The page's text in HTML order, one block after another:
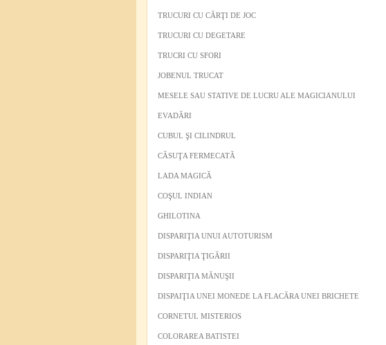
TRUCURI CU CĂRŢI DE JOC
TRUCURI CU DEGETARE
TRUCRI CU SFORI
JOBENUL TRUCAT
MESELE SAU STATIVE DE LUCRU ALE MAGICIANULUI
EVADĂRI
CUBUL ŞI CILINDRUL
CĂSUŢA FERMECATĂ
LADA MAGICĂ
COŞUL INDIAN
GHILOTINA
DISPARIŢIA UNUI AUTOTURISM
DISPARIŢIA ŢIGĂRII
DISPARIŢIA MĂNUŞII
DISPAIŢIA UNEI MONEDE LA FLACĂRA UNEI BRICHETE
CORNETUL MISTERIOS
COLORAREA BATISTEI